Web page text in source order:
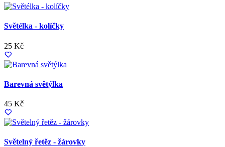
Světélka - kolíčky
25 Kč
Barevná světýlka
45 Kč
Světelný řetěz - žárovky